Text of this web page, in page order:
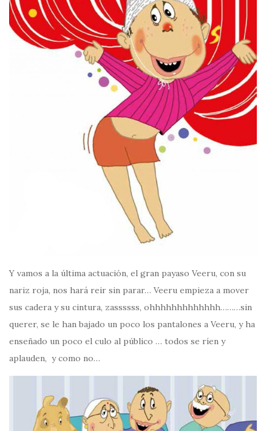
Y vamos a la última actuación, el gran payaso Veeru, con su
nariz roja, nos hará reir sin parar… Veeru empieza a mover
sus cadera y su cintura, zassssss, ohhhhhhhhhhhhh………sin
querer, se le han bajado un poco los pantalones a Veeru, y ha
enseñado un poco el culo al público … todos se ríen y
aplauden, y como no…